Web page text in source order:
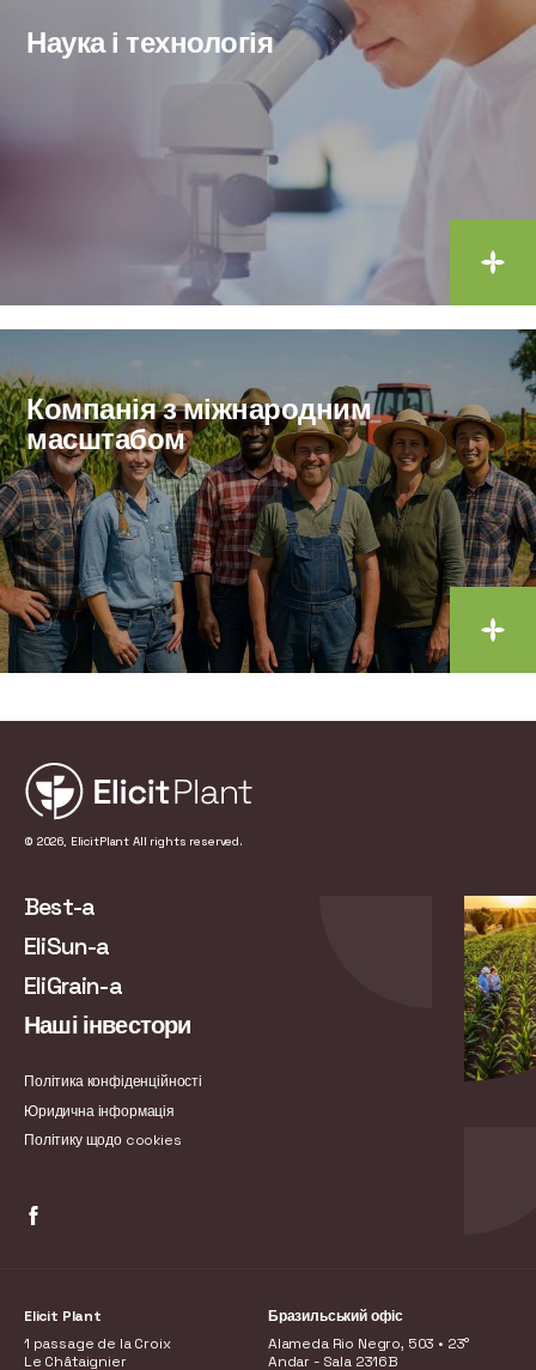
Наука і технологія
Компанія з міжнародним
масштабом
© 2026, ElicitPlant All rights reserved.
Best-a
EliSun-a
EliGrain-a
Наші інвестори
Політика конфіденційності
Юридична інформація
Політику щодо cookies
Elicit Plant
1 passage de la Croix
Le Châtaignier
Бразильський офіс
Alameda Rio Negro, 503 • 23°
Andar - Sala 2316B